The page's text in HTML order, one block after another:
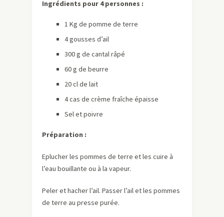
Ingrédients pour 4 personnes :
1 Kg de pomme de terre
4 gousses d’ail
300 g de cantal râpé
60 g de beurre
20 cl de lait
4 cas de crème fraîche épaisse
Sel et poivre
Préparation :
Eplucher les pommes de terre et les cuire à
l’eau bouillante ou à la vapeur.
Peler et hacher l’ail. Passer l’ail et les pommes
de terre au presse purée.